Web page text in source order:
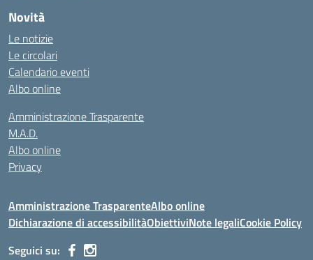
Novità
Le notizie
Le circolari
Calendario eventi
Albo online
Amministrazione Trasparente
M.A.D.
Albo online
Privacy
Amministrazione TrasparenteAlbo online
Dichiarazione di accessibilitàObiettiviNote legaliCookie Policy
Seguici su: